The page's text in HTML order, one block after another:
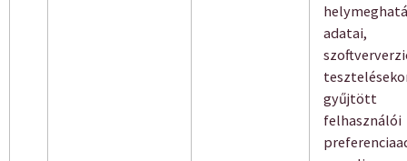
adatai,
gyűjtött
felhasználói